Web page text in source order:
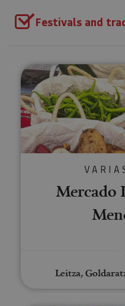
Festivals and
Mercado
Leitza,